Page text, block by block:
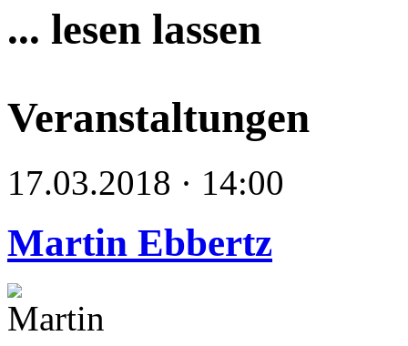
... lesen lassen
Veranstaltungen
17.03.2018 · 14:00
Martin Ebbertz